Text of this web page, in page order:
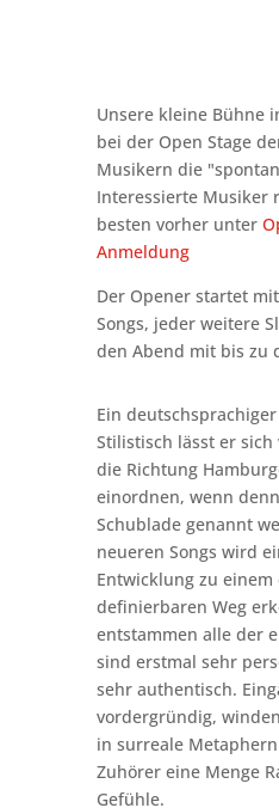
Unsere kleine Bühne
bei der Open Stage
Musikern die
Interessierte Musiker
besten vorher unter
Anmeldung
Der Opener startet
Songs, jeder weitere
den Abend mit bis zu
Ein
Stilistisch lässt er
die Richtung
einordnen, wenn
Schublade genannt
neueren Songs wird
Entwicklung zu
definierbaren Weg
entstammen alle der
sind erstmal sehr
sehr authentisch.
vordergründig,
in surreale
Zuhörer eine Menge
Gefühle.